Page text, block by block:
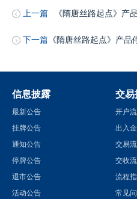
上一篇 《隋唐丝路起点》产
下一篇 《隋唐丝路起点》产
信息披露
最新公告
挂牌公告
通知公告
停牌公告
退市公告
活动公告
交易
开户
出入
交易
交收
流程
常见